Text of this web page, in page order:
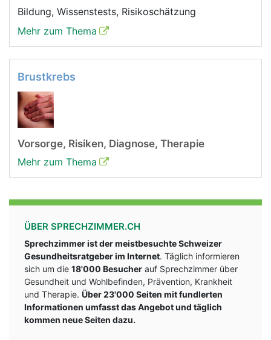
Bildung, Wissenstests, Risikoschätzung
Mehr zum Thema
Brustkrebs
Vorsorge, Risiken, Diagnose, Therapie
Mehr zum Thema
ÜBER SPRECHZIMMER.CH
Sprechzimmer ist der meistbesuchte Schweizer
Gesundheitsratgeber im Internet. Täglich informieren
sich um die 18'000 Besucher auf Sprechzimmer über
Gesundheit und Wohlbefinden, Prävention, Krankheit
und Therapie. Über 23'000 Seiten mit fundlerten
Informationen umfasst das Angebot und täglich
kommen neue Seiten dazu.